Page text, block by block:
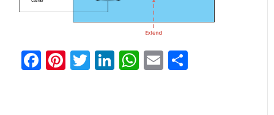
Facebook
Pinterest
Twitter
LinkedIn
WhatsApp
Email